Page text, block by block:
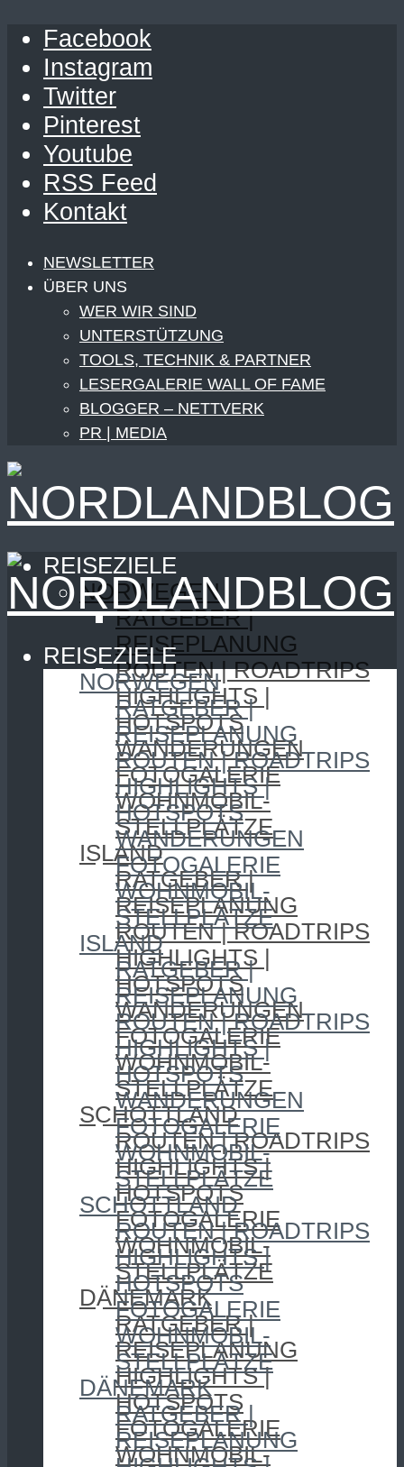
Facebook
Instagram
Twitter
Pinterest
Youtube
RSS Feed
Kontakt
NEWSLETTER
ÜBER UNS
WER WIR SIND
UNTERSTÜTZUNG
TOOLS, TECHNIK & PARTNER
LESERGALERIE WALL OF FAME
BLOGGER – NETTVERK
PR | MEDIA
REISEZIELE
NORWEGEN
RATGEBER |
REISEPLANUNG
ROUTEN | ROADTRIPS
HIGHLIGHTS |
HOTSPOTS
WANDERUNGEN
FOTOGALERIE
WOHNMOBIL-
STELLPLÄTZE
ISLAND
RATGEBER |
REISEPLANUNG
ROUTEN | ROADTRIPS
HIGHLIGHTS |
HOTSPOTS
WANDERUNGEN
FOTOGALERIE
WOHNMOBIL-
STELLPLÄTZE
SCHOTTLAND
ROUTEN | ROADTRIPS
HIGHLIGHTS |
HOTSPOTS
FOTOGALERIE
WOHNMOBIL-
STELLPLÄTZE
DÄNEMARK
RATGEBER |
REISEPLANUNG
HIGHLIGHTS |
HOTSPOTS
FOTOGALERIE
WOHNMOBIL-
REISEZIELE
NORWEGEN
RATGEBER |
REISEPLANUNG
ROUTEN | ROADTRIPS
HIGHLIGHTS |
HOTSPOTS
WANDERUNGEN
FOTOGALERIE
WOHNMOBIL-
STELLPLÄTZE
ISLAND
RATGEBER |
REISEPLANUNG
ROUTEN | ROADTRIPS
HIGHLIGHTS |
HOTSPOTS
WANDERUNGEN
FOTOGALERIE
WOHNMOBIL-
STELLPLÄTZE
SCHOTTLAND
ROUTEN | ROADTRIPS
HIGHLIGHTS |
HOTSPOTS
FOTOGALERIE
WOHNMOBIL-
STELLPLÄTZE
DÄNEMARK
RATGEBER |
REISEPLANUNG